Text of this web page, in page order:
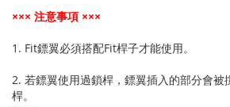
××× 注意事項 ×××
1. Fit鏢翼必須搭配Fit桿子才能使用。
2. 若鏢翼使用過鎖桿，鏢翼插入的部分會被
桿。